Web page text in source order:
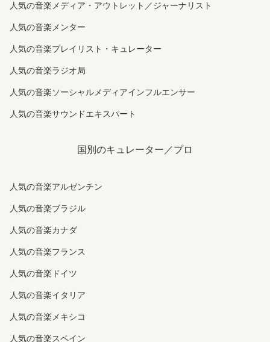
人気の音楽メディア・アウトレット／ジャーナリスト
人気の音楽メンター
人気の音楽プレイリスト・キュレーター
人気の音楽ラジオ局
人気の音楽ソーシャルメディアインフルエンサー
人気の音楽サウンドエキスパート
国別のキュレーター／プロ
人気の音楽アルゼンチン
人気の音楽ブラジル
人気の音楽カナダ
人気の音楽フランス
人気の音楽ドイツ
人気の音楽イタリア
人気の音楽メキシコ
人気の音楽スペイン